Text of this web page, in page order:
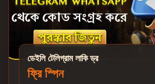
ডেইলি টেলিগ্রাম লাকি ড্র
ফ্রি স্পিন